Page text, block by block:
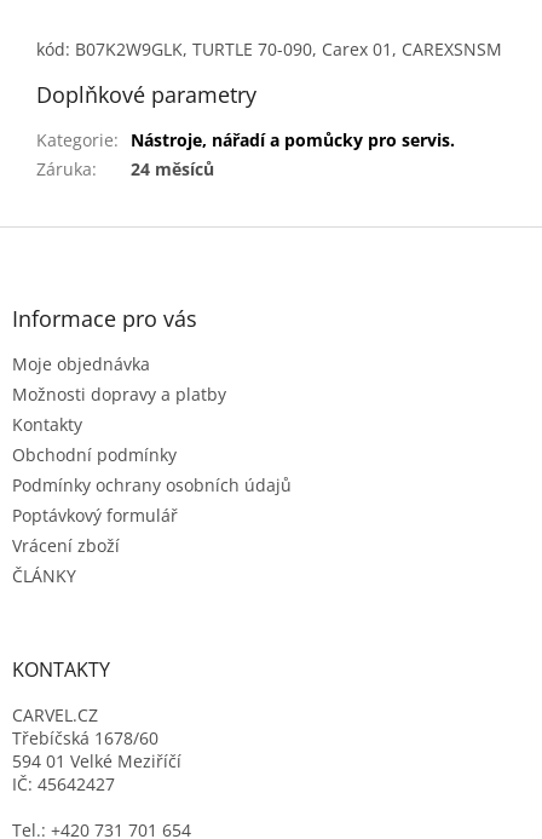
kód: B07K2W9GLK, TURTLE 70-090, Carex 01, CAREXSNSM
Doplňkové parametry
Kategorie:
Nástroje, nářadí a pomůcky pro servis.
Záruka: 24 měsíců
Z
Informace pro vás
Moje objednávka
Možnosti dopravy a platby
Kontakty
Obchodní podmínky
Podmínky ochrany osobních údajů
Poptávkový formulář
Vrácení zboží
ČLÁNKY
KONTAKTY
CARVEL.CZ
Třebíčská 1678/60
594 01 Velké Meziříčí
IČ: 45642427
Tel.: +420 731 701 654